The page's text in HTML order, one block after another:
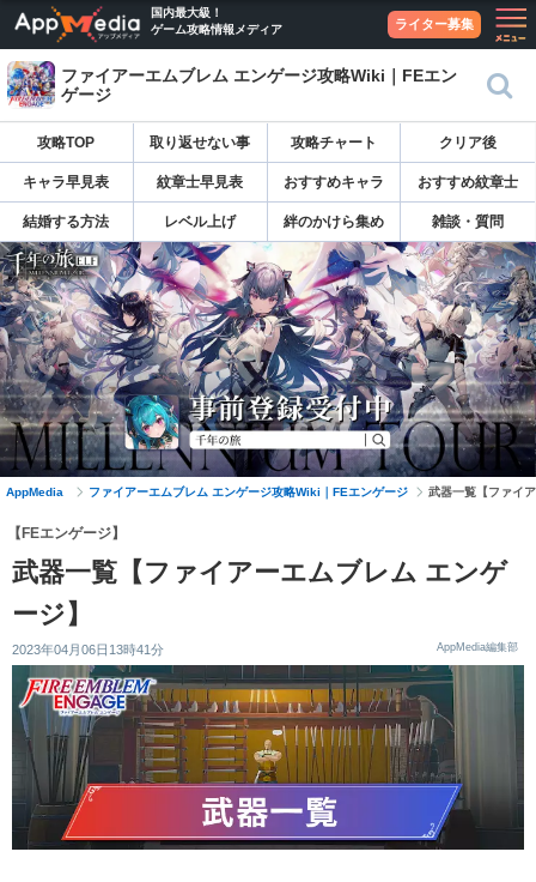
国内最大級！
ゲーム攻略情報メディア
ライター募集
ファイアーエムブレム エンゲージ攻略Wiki｜FEエン
ゲージ
攻略TOP 取り返せない事 攻略チャート クリア後
キャラ早見表 紋章士早見表 おすすめキャラ おすすめ紋章士
結婚する方法 レベル上げ 絆のかけら集め 雑談・質問
AppMedia ファイアーエムブレム エンゲージ攻略Wiki｜FEエンゲージ 武器一覧【ファイ
【FEエンゲージ】
武器一覧【ファイアーエムブレム エンゲ
ージ】
2023年04月06日13時41分 AppMedia編集部